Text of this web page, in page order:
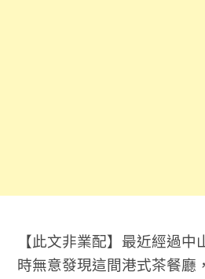
【此文非業配】最近經過
時無意發現這間港式茶餐廳